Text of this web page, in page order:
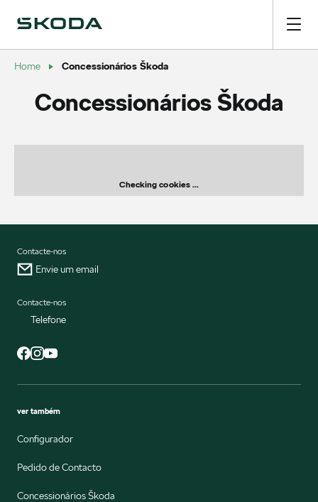
Home Concessionários Škoda
Concessionários Škoda
Checking cookies ...
Contacte-nos
Envie um email
Contacte-nos
Telefone
ver também
Configurador
Pedido de Contacto
Concessionários Škoda